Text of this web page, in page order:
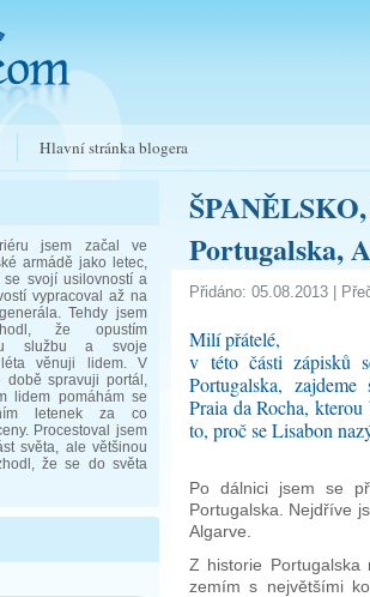
Hlavní stránka blogera
jsem začal ve
armádě jako letec,
se svojí usilovností a
vypracoval až na
Tehdy jsem
že opustím
službu a svoje
věnuji lidem. V
době spravuji portál,
lidem pomáhám se
letenek za co
Procestoval jsem
světa, ale většinou
že se do světa
Portugalska,
Přidáno: 05.08.2013 |
Milí přátelé,
v této části zápisků
Portugalska,
Praia da Rocha,
to, proč se Lisabon
Po dálnici jsem se
Portugalska. Nejdříve
Algarve.
Z historie
zemím s největšími